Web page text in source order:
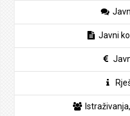
Javni